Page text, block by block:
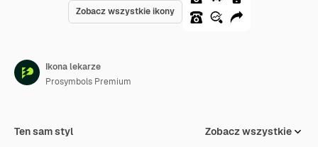
Zobacz wszystkie ikony
Ikona lekarze
Prosymbols Premium
Ten sam styl Zobacz wszystkie